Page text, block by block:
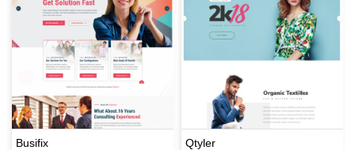
Busifix
Qtyler